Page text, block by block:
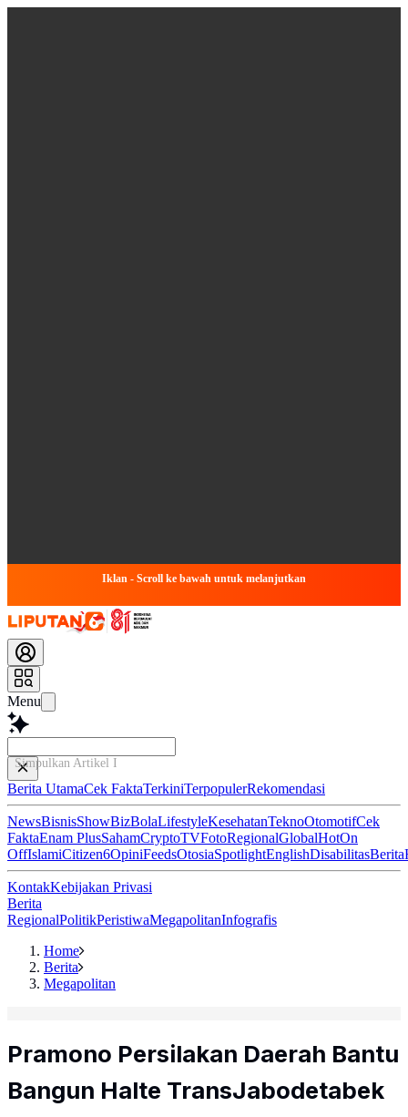
Iklan - Scroll ke bawah untuk melanjutkan
Menu
Simpulkan Artikel Ini...
Berita UtamaCek FaktaTerkiniTerpopulerRekomendasi
NewsBisnisShowBizBolaLifestyleKesehatanTeknoOtomotifCek
FaktaEnam PlusSahamCryptoTVFotoRegionalGlobalHotOn
OffIslamiCitizen6OpiniFeedsOtosiaSpotlightEnglishDisabilitasBerita
KontakKebijakan Privasi
Berita
RegionalPolitikPeristiwaMegapolitanInfografis
Home
Berita
Megapolitan
Pramono Persilakan Daerah Bantu
Bangun Halte TransJabodetabek